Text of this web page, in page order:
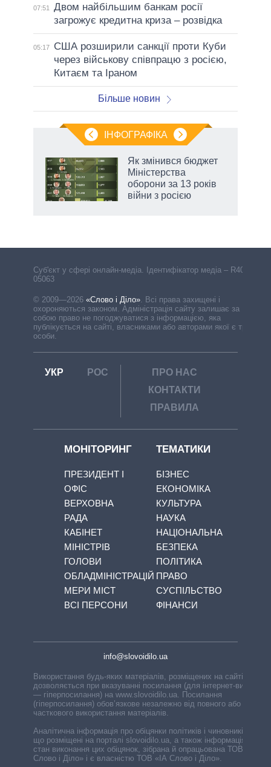
07:51
Двом найбільшим банкам росії
загрожує кредитна криза – розвідка
05:17
США розширили санкції проти Куби
через військову співпрацю з росією,
Китаєм та Іраном
Більше новин
ІНФОГРАФІКА
Як змінився бюджет
Міністерства
оборони за 13 років
війни з росією
Cуб'єкт у сфері онлайн-медіа. Ідентифікатор медіа – R40-
05063
© 2009—2026 «Слово і Діло». Всі права захищені і
охороняються законом. Адміністрація сайту залишає за
собою право не погоджуватися з інформацією, яка
публікується на сайті, власниками або авторами якої є треті
особи.
УКР РОС
ПРО НАС
КОНТАКТИ
ПРАВИЛА
МОНІТОРИНГ
ПРЕЗИДЕНТ І
ОФІС
ВЕРХОВНА
РАДА
КАБІНЕТ
МІНІСТРІВ
ГОЛОВИ
ОБЛАДМІНІСТРАЦІЙ
МЕРИ МІСТ
ВСІ ПЕРСОНИ
ТЕМАТИКИ
БІЗНЕС
ЕКОНОМІКА
КУЛЬТУРА
НАУКА
НАЦІОНАЛЬНА
БЕЗПЕКА
ПОЛІТИКА
ПРАВО
СУСПІЛЬСТВО
ФІНАНСИ
info@slovoidilo.ua
Використання будь-яких матеріалів, розміщених на сайті,
дозволяється при вказуванні посилання (для інтернет-видань
— гіперпосилання) на www.slovoidilo.ua. Посилання
(гіперпосилання) обов’язкове незалежно від повного або
часткового використання матеріалів.
Аналітична інформація про обіцянки політиків і чиновників,
що розміщені на порталі slovoidilo.ua, а також інформація про
стан виконання цих обіцянок, зібрана й опрацьована ТОВ «ІА
Слово і Діло» і є власністю ТОВ «ІА Слово і Діло».